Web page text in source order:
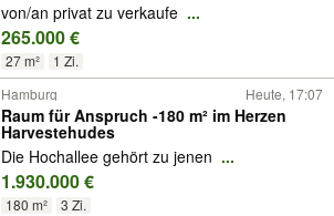
von/an privat zu verkaufe ...
265.000 €
27 m²
1 Zi.
Hamburg
Heute, 17:07
Raum für Anspruch -180 m² im Herzen
Harvestehudes
Die Hochallee gehört zu jenen ...
1.930.000 €
180 m² 3 Zi.